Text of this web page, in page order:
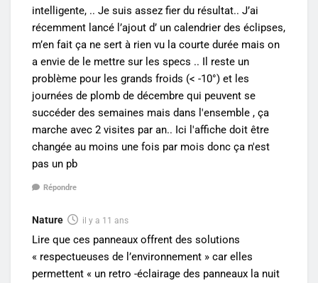
intelligente, .. Je suis assez fier du résultat.. J’ai
récemment lancé l’ajout d’ un calendrier des éclipses,
m’en fait ça ne sert à rien vu la courte durée mais on
a envie de le mettre sur les specs .. Il reste un
problème pour les grands froids (< -10°) et les
journées de plomb de décembre qui peuvent se
succéder des semaines mais dans l'ensemble , ça
marche avec 2 visites par an.. Ici l'affiche doit être
changée au moins une fois par mois donc ça n'est
pas un pb
Répondre
Nature il y a 11 ans
Lire que ces panneaux offrent des solutions
« respectueuses de l’environnement » car elles
permettent « un retro -éclairage des panneaux la nuit